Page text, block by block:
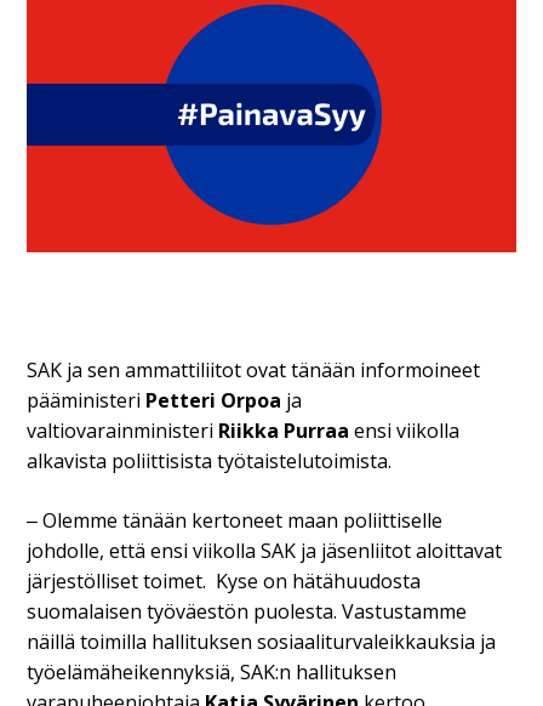
SAK ja sen ammattiliitot ovat tänään informoineet
pääministeri Petteri Orpoa ja
valtiovarainministeri Riikka Purraa ensi viikolla
alkavista poliittisista työtaistelutoimista.
‒ Olemme tänään kertoneet maan poliittiselle
johdolle, että ensi viikolla SAK ja jäsenliitot aloittavat
järjestölliset toimet. Kyse on hätähuudosta
suomalaisen työväestön puolesta. Vastustamme
näillä toimilla hallituksen sosiaaliturvaleikkauksia ja
työelämäheikennyksiä, SAK:n hallituksen